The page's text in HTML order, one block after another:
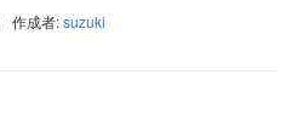
作成者:suzuki